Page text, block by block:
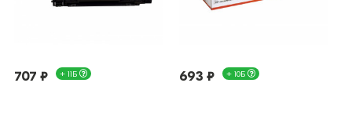
707 ₽ + 11Б 693 ₽ + 10Б